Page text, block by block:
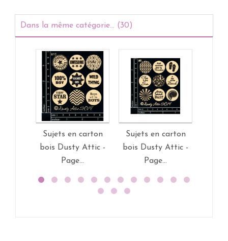
Dans la même catégorie... (30)
Sujets en carton
bois Dusty Attic -
Page...
Sujets en carton
bois Dusty Attic -
Page...